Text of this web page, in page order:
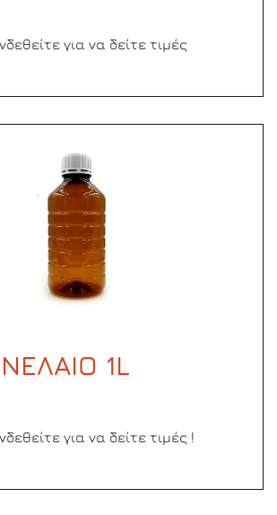
για να δείτε τιμές
1L
για να δείτε τιμές !